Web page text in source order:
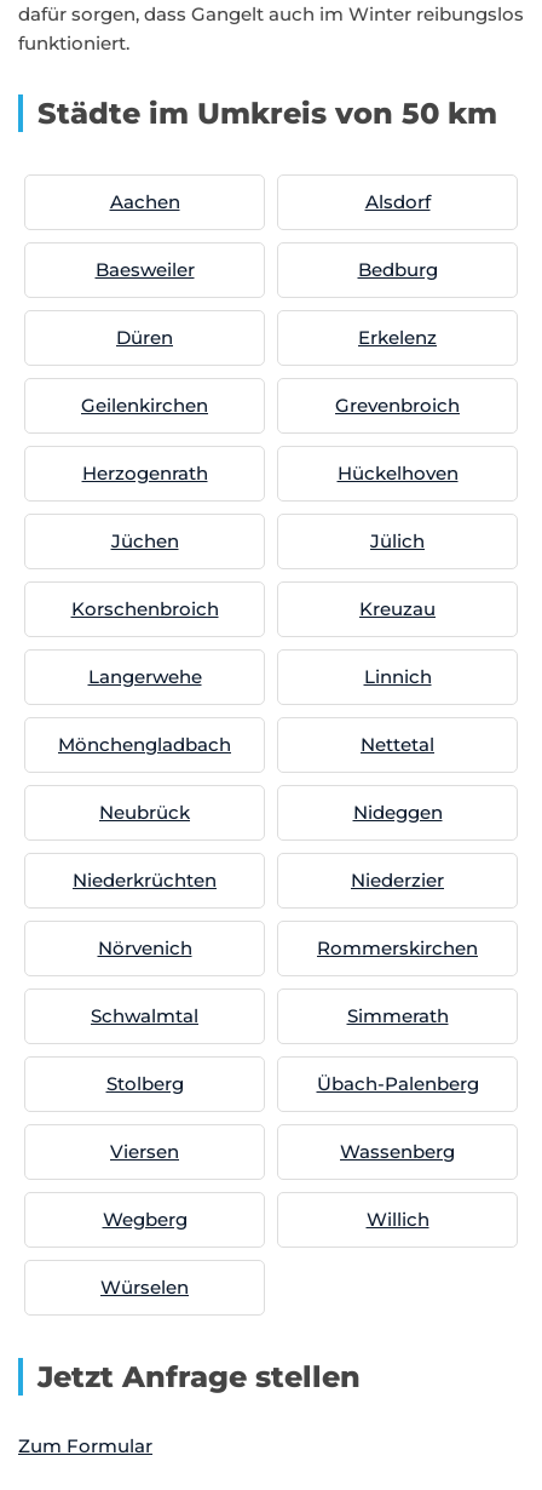
dafür sorgen, dass Gangelt auch im Winter reibungslos
funktioniert.
Städte im Umkreis von 50 km
Aachen Alsdorf
Baesweiler Bedburg
Düren Erkelenz
Geilenkirchen Grevenbroich
Herzogenrath Hückelhoven
Jüchen Jülich
Korschenbroich Kreuzau
Langerwehe Linnich
Mönchengladbach Nettetal
Neubrück Nideggen
Niederkrüchten Niederzier
Nörvenich Rommerskirchen
Schwalmtal Simmerath
Stolberg Übach-Palenberg
Viersen Wassenberg
Wegberg Willich
Würselen
Jetzt Anfrage stellen
Zum Formular